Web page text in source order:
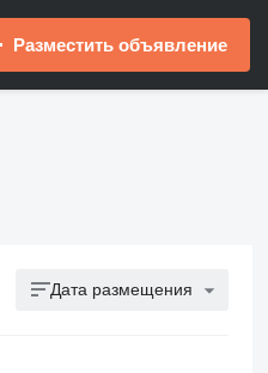
Разместить объявление
Дата размещения